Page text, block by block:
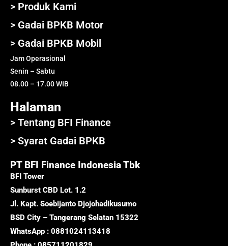
> Produk Kami
> Gadai BPKB Motor
> Gadai BPKB Mobil
Jam Operasional
Senin – Sabtu
08.00 – 17.00 WIB
Halaman
> Tentang BFI Finance
> Syarat Gadai BPKB
PT BFI Finance Indonesia Tbk
BFI Tower
Sunburst CBD Lot. 1.2
Jl. Kapt. Soebijanto Djojohadikusumo
BSD City – Tangerang Selatan 15322
WhatsApp : 0881024113418